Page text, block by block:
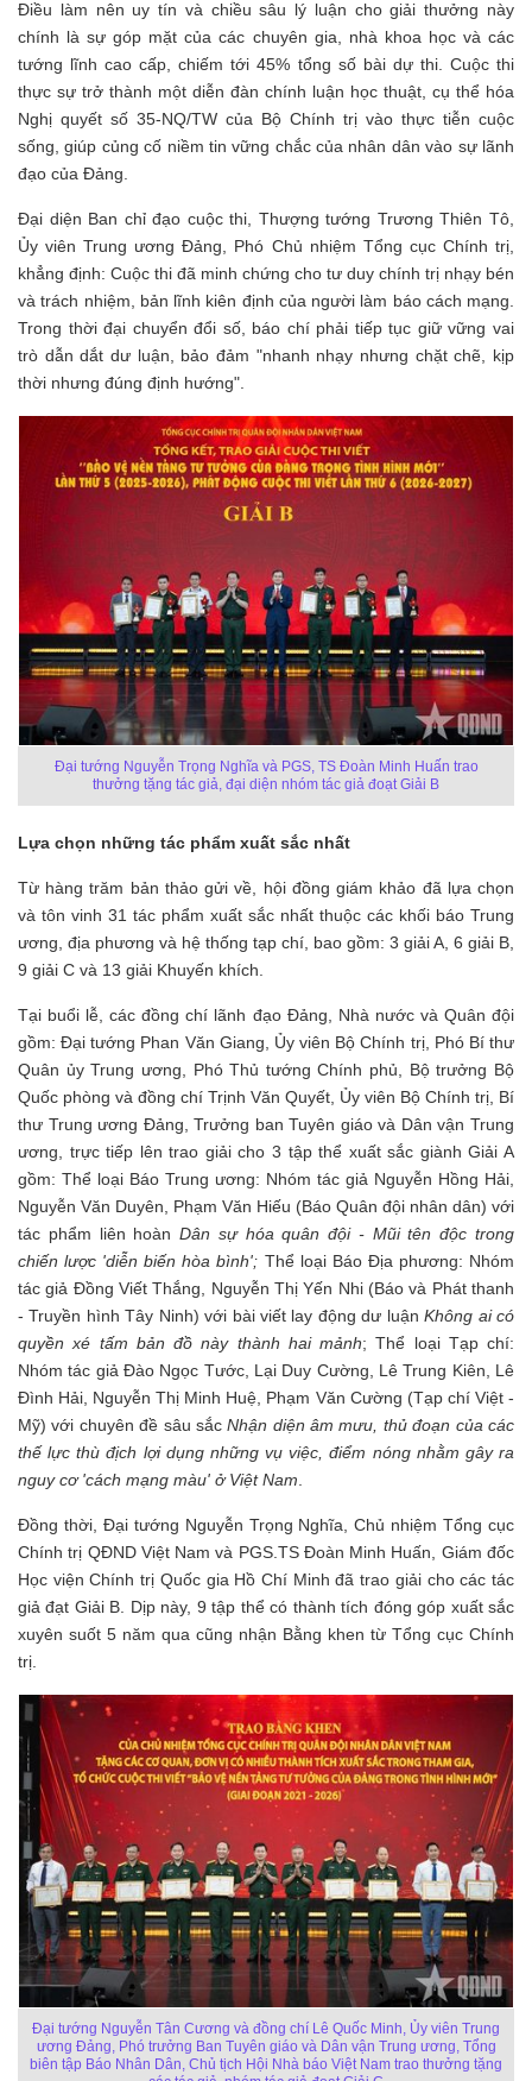
Điều làm nên uy tín và chiều sâu lý luận cho giải thưởng này
chính là sự góp mặt của các chuyên gia, nhà khoa học và các
tướng lĩnh cao cấp, chiếm tới 45% tổng số bài dự thi. Cuộc thi
thực sự trở thành một diễn đàn chính luận học thuật, cụ thể hóa
Nghị quyết số 35-NQ/TW của Bộ Chính trị vào thực tiễn cuộc
sống, giúp củng cố niềm tin vững chắc của nhân dân vào sự lãnh
đạo của Đảng.
Đại diện Ban chỉ đạo cuộc thi, Thượng tướng Trương Thiên Tô,
Ủy viên Trung ương Đảng, Phó Chủ nhiệm Tổng cục Chính trị,
khẳng định: Cuộc thi đã minh chứng cho tư duy chính trị nhạy bén
và trách nhiệm, bản lĩnh kiên định của người làm báo cách mạng.
Trong thời đại chuyển đổi số, báo chí phải tiếp tục giữ vững vai
trò dẫn dắt dư luận, bảo đảm "nhanh nhạy nhưng chặt chẽ, kịp
thời nhưng đúng định hướng".
Đại tướng Nguyễn Trọng Nghĩa và PGS, TS Đoàn Minh Huấn trao
thưởng tặng tác giả, đại diện nhóm tác giả đoạt Giải B
Lựa chọn những tác phẩm xuất sắc nhất
Từ hàng trăm bản thảo gửi về, hội đồng giám khảo đã lựa chọn
và tôn vinh 31 tác phẩm xuất sắc nhất thuộc các khối báo Trung
ương, địa phương và hệ thống tạp chí, bao gồm: 3 giải A, 6 giải B,
9 giải C và 13 giải Khuyến khích.
Tại buổi lễ, các đồng chí lãnh đạo Đảng, Nhà nước và Quân đội
gồm: Đại tướng Phan Văn Giang, Ủy viên Bộ Chính trị, Phó Bí thư
Quân ủy Trung ương, Phó Thủ tướng Chính phủ, Bộ trưởng Bộ
Quốc phòng và đồng chí Trịnh Văn Quyết, Ủy viên Bộ Chính trị, Bí
thư Trung ương Đảng, Trưởng ban Tuyên giáo và Dân vận Trung
ương, trực tiếp lên trao giải cho 3 tập thể xuất sắc giành Giải A
gồm: Thể loại Báo Trung ương: Nhóm tác giả Nguyễn Hồng Hải,
Nguyễn Văn Duyên, Phạm Văn Hiếu (Báo Quân đội nhân dân) với
tác phẩm liên hoànDân sự hóa quân đội - Mũi tên độc trong
chiến lược 'diễn biến hòa bình'; Thể loại Báo Địa phương: Nhóm
tác giả Đồng Viết Thắng, Nguyễn Thị Yến Nhi (Báo và Phát thanh
- Truyền hình Tây Ninh) với bài viết lay động dư luậnKhông ai có
quyền xé tấm bản đồ này thành hai mảnh; Thể loại Tạp chí:
Nhóm tác giả Đào Ngọc Tước, Lại Duy Cường, Lê Trung Kiên, Lê
Đình Hải, Nguyễn Thị Minh Huệ, Phạm Văn Cường (Tạp chí Việt -
Mỹ) với chuyên đề sâu sắcNhận diện âm mưu, thủ đoạn của các
thế lực thù địch lợi dụng những vụ việc, điểm nóng nhằm gây ra
nguy cơ 'cách mạng màu' ở Việt Nam
Đồng thời, Đại tướng Nguyễn Trọng Nghĩa, Chủ nhiệm Tổng cục
Chính trị QĐND Việt Nam và PGS.TS Đoàn Minh Huấn, Giám đốc
Học viện Chính trị Quốc gia Hồ Chí Minh đã trao giải cho các tác
giả đạt Giải B. Dịp này, 9 tập thể có thành tích đóng góp xuất sắc
xuyên suốt 5 năm qua cũng nhận Bằng khen từ Tổng cục Chính
trị.
Đại tướng Nguyễn Tân Cương và đồng chí Lê Quốc Minh, Ủy viên Trung
ương Đảng, Phó trưởng Ban Tuyên giáo và Dân vận Trung ương, Tổng
biên tập Báo Nhân Dân, Chủ tịch Hội Nhà báo Việt Nam trao thưởng tặng